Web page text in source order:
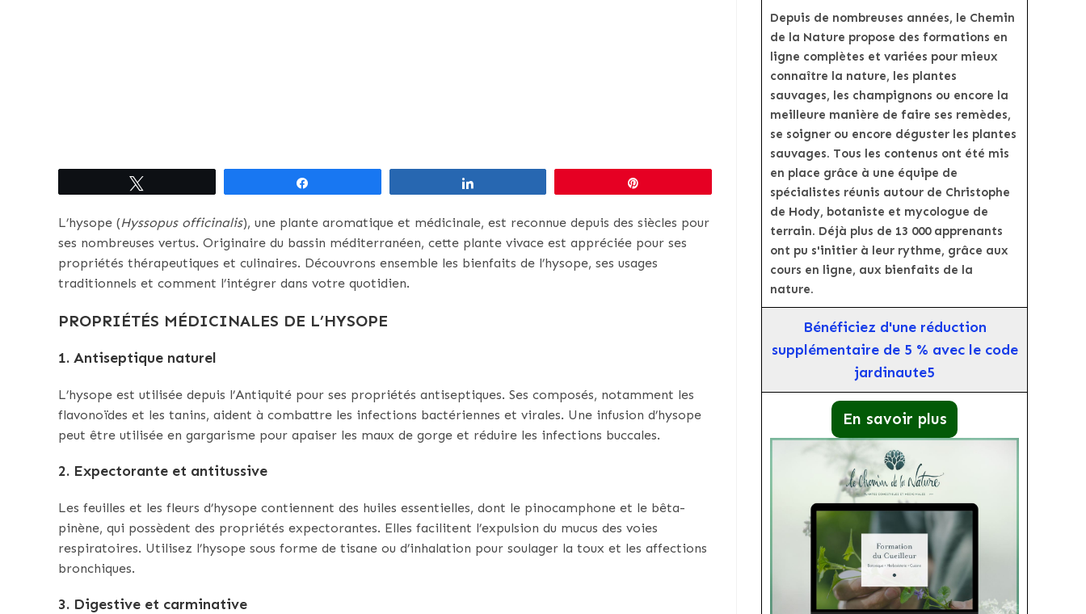
L’hysope (Hyssopus officinalis), une plante aromatique et médicinale, est reconnue depuis des siècles pour
ses nombreuses vertus. Originaire du bassin méditerranéen, cette plante vivace est appréciée pour ses
propriétés thérapeutiques et culinaires. Découvrons ensemble les bienfaits de l’hysope, ses usages
traditionnels et comment l’intégrer dans votre quotidien.
PROPRIÉTÉS MÉDICINALES DE L’HYSOPE
1. Antiseptique naturel
L’hysope est utilisée depuis l’Antiquité pour ses propriétés antiseptiques. Ses composés, notamment les
flavonoïdes et les tanins, aident à combattre les infections bactériennes et virales. Une infusion d’hysope
peut être utilisée en gargarisme pour apaiser les maux de gorge et réduire les infections buccales.
2. Expectorante et antitussive
Les feuilles et les fleurs d’hysope contiennent des huiles essentielles, dont le pinocamphone et le bêta-
pinène, qui possèdent des propriétés expectorantes. Elles facilitent l’expulsion du mucus des voies
respiratoires. Utilisez l’hysope sous forme de tisane ou d’inhalation pour soulager la toux et les affections
bronchiques.
3. Digestive et carminative
Depuis de nombreuses années, le Chemin
de la Nature propose des formations en
ligne complètes et variées pour mieux
connaître la nature, les plantes
sauvages, les champignons ou encore la
meilleure manière de faire ses remèdes,
se soigner ou encore déguster les plantes
sauvages. Tous les contenus ont été mis
en place grâce à une équipe de
spécialistes réunis autour de Christophe
de Hody, botaniste et mycologue de
terrain. Déjà plus de 13 000 apprenants
ont pu s'initier à leur rythme, grâce aux
cours en ligne, aux bienfaits de la
nature.
Bénéficiez d'une réduction
supplémentaire de 5 % avec le code
jardinaute5
En savoir plus